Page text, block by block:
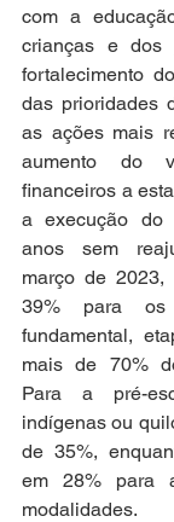
com a
crianças e dos
fortalecimento
das prioridades
as ações mais
aumento do
financeiros a
a execução do
anos sem
março de
39% para
fundamental,
mais de 70%
Para a pré-
indígenas ou
de 35%,
em 28% para
modalidades.